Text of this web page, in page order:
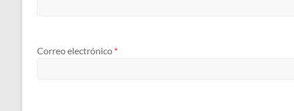
Correo electrónico *